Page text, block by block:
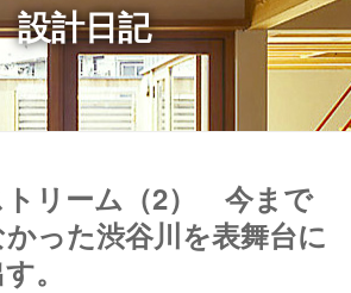
設計日記
トリーム（2） 今まで
かった渋谷川を表舞台に
。